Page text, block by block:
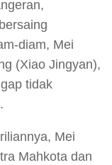
diam, Mei
(Xiao Jingyan),
tidak
Mei
Mahkota dan